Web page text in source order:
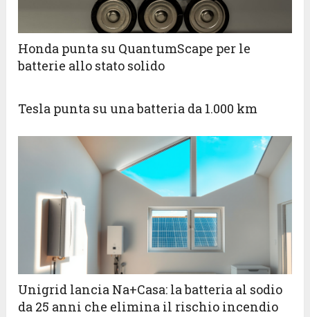
Honda punta su QuantumScape per le
batterie allo stato solido
Tesla punta su una batteria da 1.000 km
Unigrid lancia Na+Casa: la batteria al sodio
da 25 anni che elimina il rischio incendio